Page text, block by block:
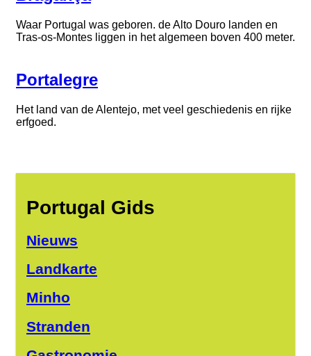
Waar Portugal was geboren. de Alto Douro landen en
Tras-os-Montes liggen in het algemeen boven 400 meter.
Portalegre
Het land van de Alentejo, met veel geschiedenis en rijke
erfgoed.
Portugal Gids
Nieuws
Landkarte
Minho
Stranden